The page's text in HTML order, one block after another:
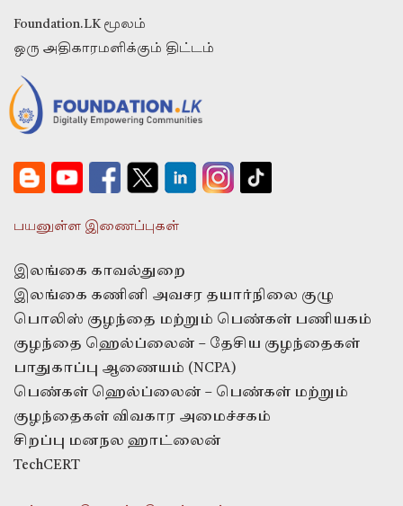
Foundation.LK மூலம்
ஒரு அதிகாரமளிக்கும் திட்டம்
பயனுள்ள இணைப்புகள்
இலங்கை காவல்துறை
இலங்கை கணினி அவசர தயார்நிலை குழு
பொலிஸ் குழந்தை மற்றும் பெண்கள் பணியகம்
குழந்தை ஹெல்ப்லைன் – தேசிய குழந்தைகள்
பாதுகாப்பு ஆணையம் (NCPA)
பெண்கள் ஹெல்ப்லைன் – பெண்கள் மற்றும்
குழந்தைகள் விவகார அமைச்சகம்
சிறப்பு மனநல ஹாட்லைன்
TechCERT